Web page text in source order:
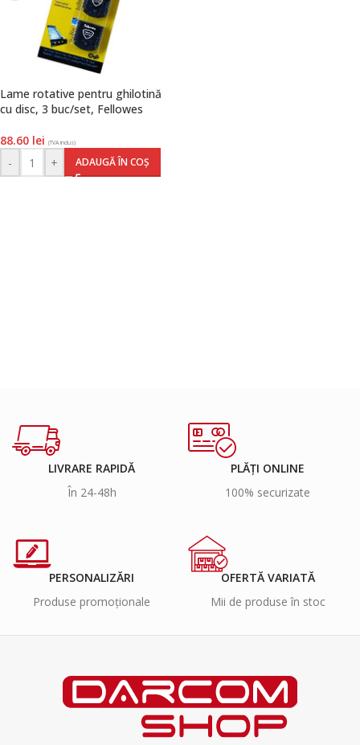
Lame rotative pentru ghilotină
cu disc, 3 buc/set, Fellowes
88.60 lei (TVA inclus)
- + ADAUGĂ ÎN COȘ
LIVRARE RAPIDĂ
În 24-48h
PLĂȚI ONLINE
100% securizate
PERSONALIZĂRI
Produse promoționale
OFERTĂ VARIATĂ
Mii de produse în stoc